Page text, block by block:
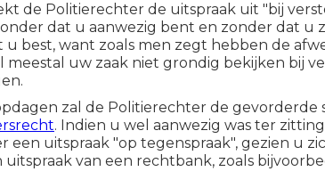
de Politierechter de uitspraak uit "bij
dat u aanwezig bent en zonder dat u
u best, want zoals men zegt hebben de
meestal uw zaak niet grondig bekijken bij
zal de Politierechter de gevorderde
. Indien u wel aanwezig was ter
een uitspraak "op tegenspraak", gezien u
uitspraak van een rechtbank, zoals